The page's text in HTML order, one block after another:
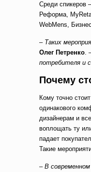
Среди спикеров
Реформа,
WebMens,
– Таких
Олег Петренко.
потребителя и
Почему
Кому точно
одинакового
дизайнерам и
воплощать ту
падает
Такие
–В